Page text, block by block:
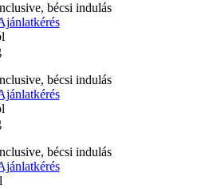
bécsi indulás
bécsi indulás
bécsi indulás